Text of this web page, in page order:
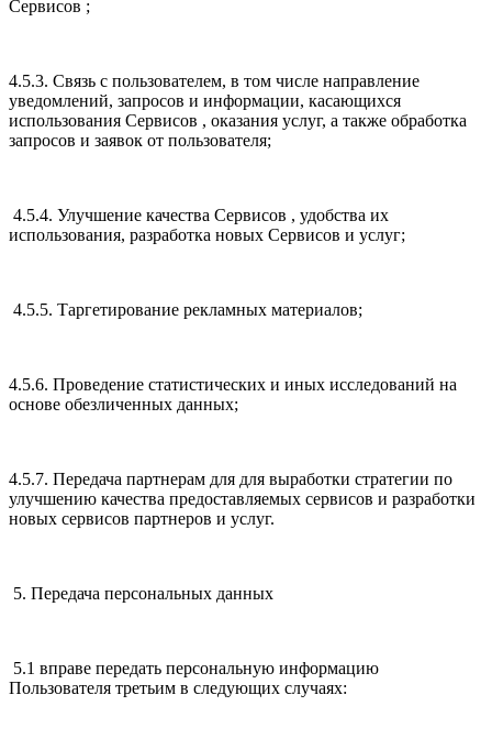
Сервисов ;
4.5.3. Связь с пользователем, в том числе направление
уведомлений, запросов и информации, касающихся
использования Сервисов , оказания услуг, а также обработка
запросов и заявок от пользователя;
4.5.4. Улучшение качества Сервисов , удобства их
использования, разработка новых Сервисов и услуг;
4.5.5. Таргетирование рекламных материалов;
4.5.6. Проведение статистических и иных исследований на
основе обезличенных данных;
4.5.7. Передача партнерам для для выработки стратегии по
улучшению качества предоставляемых сервисов и разработки
новых сервисов партнеров и услуг.
5. Передача персональных данных
5.1 вправе передать персональную информацию
Пользователя третьим в следующих случаях: